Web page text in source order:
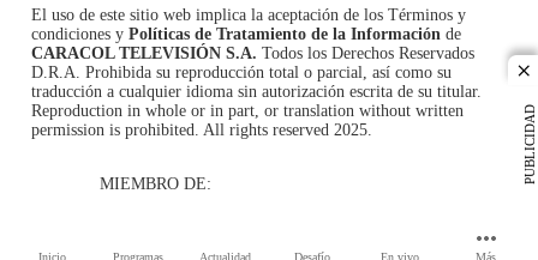
Inicio Programas Actualidad Desafío En vivo Más
PUBLICIDAD
El uso de este sitio web implica la aceptación de los Términos y
condiciones y Políticas de Tratamiento de la Información de
CARACOL TELEVISIÓN S.A. Todos los Derechos Reservados
D.R.A. Prohibida su reproducción total o parcial, así como su
traducción a cualquier idioma sin autorización escrita de su titular.
Reproduction in whole or in part, or translation without written
permission is prohibited. All rights reserved 2025.
MIEMBRO DE: